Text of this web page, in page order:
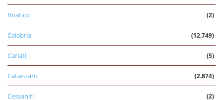
Briatico (2)
Calabria (12.749)
Cariati (5)
Catanzaro (2.874)
Cessaniti (2)